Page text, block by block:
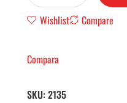
Wishlist
Compare
Compara
SKU: 2135